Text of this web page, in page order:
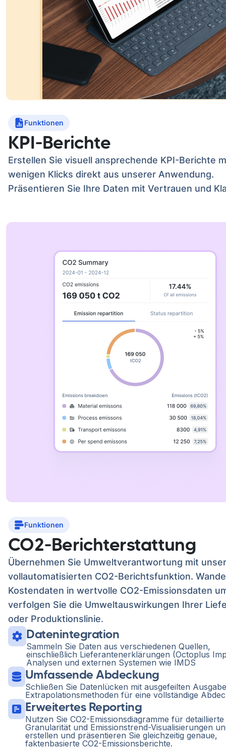
Funktionen
KPI-Berichte
Erstellen Sie visuell ansprechende KPI-Berichte
wenigen Klicks direkt aus unserer Anwendung.
Präsentieren Sie Ihre Daten mit Vertrauen und
Funktionen
CO2-Berichterstattung
Übernehmen Sie Umweltverantwortung mit
vollautomatisierten CO2-Berichtsfunktion.
Kostendaten in wertvolle CO2-Emissionsdaten
verfolgen Sie die Umweltauswirkungen Ihrer
oder Produktionslinie.
Datenintegration
Sammeln Sie Daten aus verschiedenen Quellen,
einschließlich Lieferantenerklärungen (Octoplus
Analysen und externen Systemen wie IMDS
Umfassende Abdeckung
Schließen Sie Datenlücken mit ausgefeilten
Extrapolationsmethoden für eine vollständige
Erweitertes Reporting
Nutzen Sie CO2-Emissionsdiagramme für detaillierte
Granularität und Emissionstrend-Visualisierungen
erstellen und präsentieren Sie gleichzeitig genaue,
faktenbasierte CO2-Emissionsberichte.